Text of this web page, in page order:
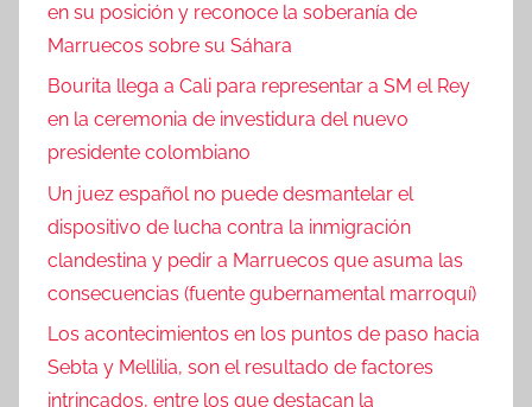
en su posición y reconoce la soberanía de
Marruecos sobre su Sáhara
Bourita llega a Cali para representar a SM el Rey
en la ceremonia de investidura del nuevo
presidente colombiano
Un juez español no puede desmantelar el
dispositivo de lucha contra la inmigración
clandestina y pedir a Marruecos que asuma las
consecuencias (fuente gubernamental marroquí)
Los acontecimientos en los puntos de paso hacia
Sebta y Mellilia, son el resultado de factores
intrincados, entre los que destacan la